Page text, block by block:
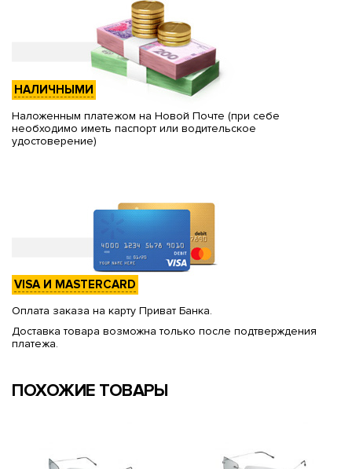
НАЛИЧНЫМИ
Наложенным платежом на Новой Почте (при себе
необходимо иметь паспорт или водительское
удостоверение)
VISA И MASTERCARD
Оплата заказа на карту Приват Банка.
Доставка товара возможна только после подтверждения
платежа.
ПОХОЖИЕ ТОВАРЫ